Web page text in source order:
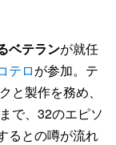
ベテランが就任
テロが参加。テ
と製作を務め、
で、32のエピソ
るとの噂が流れ